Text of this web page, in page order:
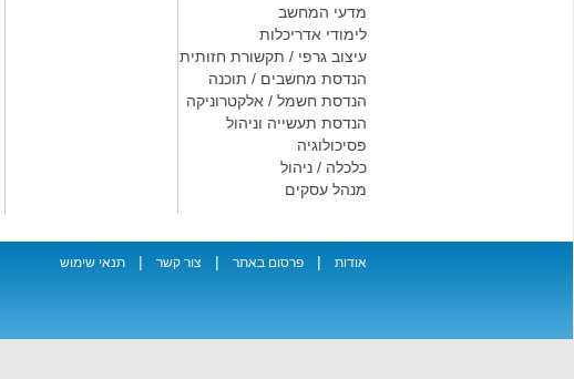
מדעי המחשב
לימודי אדריכלות
עיצוב גרפי / תקשורת חזותית
הנדסת מחשבים / תוכנה
הנדסת חשמל / אלקטרוניקה
הנדסת תעשייה וניהול
פסיכולוגיה
כלכלה / ניהול
מנהל עסקים
אודות | פרסום באתר | צור קשר | תנאי שימוש